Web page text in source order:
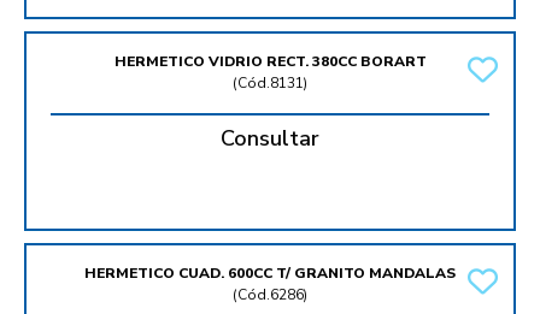
HERMETICO VIDRIO RECT. 380CC BORART
(Cód.8131)
Consultar
HERMETICO CUAD. 600CC T/ GRANITO MANDALAS
(Cód.6286)